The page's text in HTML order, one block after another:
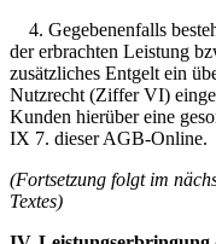
4. Gegebenenfalls
der erbrachten Leistung
zusätzliches Entgelt ein
Nutzrecht (Ziffer VI)
Kunden hierüber eine
IX 7. dieser AGB-Online.
(Fortsetzung folgt im
Textes)